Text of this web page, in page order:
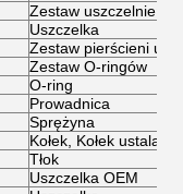
Zestaw uszczelnień
Uszczelka
Zestaw pierścieni
Zestaw O-ringów
O-ring
Prowadnica
Sprężyna
Kołek, Kołek
Tłok
Uszczelka OEM